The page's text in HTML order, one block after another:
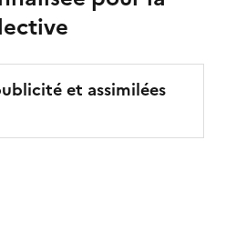
et assimilées